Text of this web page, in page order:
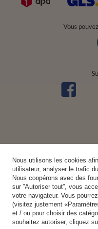
Vous
Nous utilisons les cookies
utilisateur, analyser le trafic
Nous coopérons avec des
sur ”Autoriser tout”, vous
votre navigateur. Vous
(visitez justement
et / ou pour choisir des
souhaitez autoriser, cliquez